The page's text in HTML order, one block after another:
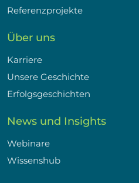
Referenzprojekte
Über uns
Karriere
Unsere Geschichte
Erfolgsgeschichten
News und Insights
Webinare
Wissenshub